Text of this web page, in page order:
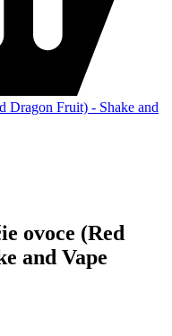
Dragon Fruit) - Shake and
ovoce (Red
and Vape